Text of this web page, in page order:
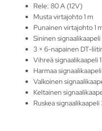
Rele: 80 A (12V)
Musta virtajohto 1 m
Punainen virtajohto 1
Sininen signaalikaapeli
3 × 6-napainen DT-
Vihreä signaalikaapeli
Harmaa
Valkoinen
Keltainen
Ruskea signaalikaapeli